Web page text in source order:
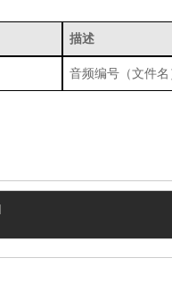
描述
音频编号（文件名